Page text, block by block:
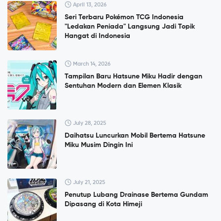
April 13, 2026
Seri Terbaru Pokémon TCG Indonesia
"Ledakan Peniada" Langsung Jadi Topik
Hangat di Indonesia
March 14, 2026
Tampilan Baru Hatsune Miku Hadir dengan
Sentuhan Modern dan Elemen Klasik
July 28, 2025
Daihatsu Luncurkan Mobil Bertema Hatsune
Miku Musim Dingin Ini
July 21, 2025
Penutup Lubang Drainase Bertema Gundam
Dipasang di Kota Himeji